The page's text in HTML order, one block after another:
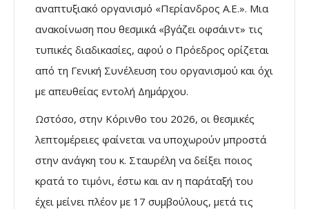
αναπτυξιακό οργανισμό «Περίανδρος Α.Ε.». Μια
ανακοίνωση που θεσμικά «βγάζει οφσάιντ» τις
τυπικές διαδικασίες, αφού ο Πρόεδρος ορίζεται
από τη Γενική Συνέλευση του οργανισμού και όχι
με απευθείας εντολή Δημάρχου.
Ωστόσο, στην Κόρινθο του 2026, οι θεσμικές
λεπτομέρειες φαίνεται να υποχωρούν μπροστά
στην ανάγκη του κ. Σταυρέλη να δείξει ποιος
κρατά το τιμόνι, έστω και αν η παράταξή του
έχει μείνει πλέον με 17 συμβούλους, μετά τις